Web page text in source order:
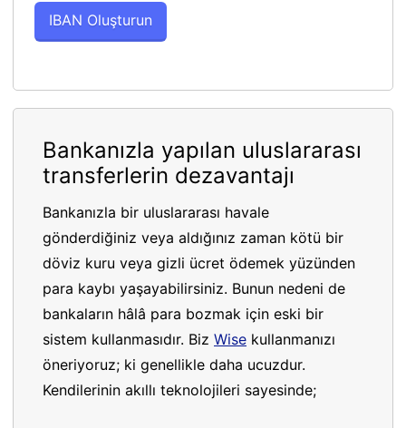
Bankanızla yapılan uluslararası
transferlerin dezavantajı
Bankanızla bir uluslararası havale
gönderdiğiniz veya aldığınız zaman kötü bir
döviz kuru veya gizli ücret ödemek yüzünden
para kaybı yaşayabilirsiniz. Bunun nedeni de
bankaların hâlâ para bozmak için eski bir
sistem kullanmasıdır. Biz Wise kullanmanızı
öneriyoruz; ki genellikle daha ucuzdur.
Kendilerinin akıllı teknolojileri sayesinde;